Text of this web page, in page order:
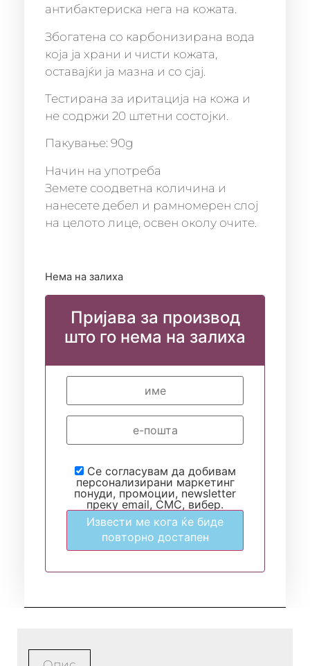
антибактериска нега на кожата.
Збогатена со карбонизирана вода
која ја храни и чисти кожата,
оставајќи ја мазна и со сјај.
Тестирана за иритација на кожа и
не содржи 20 штетни состојки.
Пакување: 90g
Начин на употреба
Земете соодветна количина и
нанесете дебел и рамномерен слој
на целото лице, освен околу очите.
Нема на залиха
Пријава за производ
што го нема на залиха
Се согласувам да добивам
персонализирани маркетинг
понуди, промоции, newsletter
преку email, СМС, вибер.
Извести ме кога ќе биде
повторно достапен